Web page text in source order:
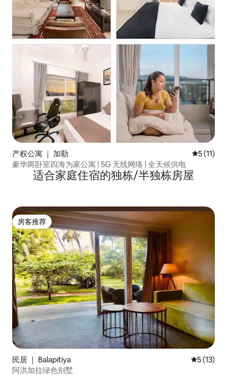
产权公寓 ｜ 加勒 平均评分
5 (11)
豪华两卧室四海为家公寓 | 5G 无线网络 | 全天候供电
适合家庭住宿的独栋/半独栋房屋
房客推荐
房客推荐
民居 ｜ Balapitiya 平均评分
5 (13)
阿洪加拉绿色别墅